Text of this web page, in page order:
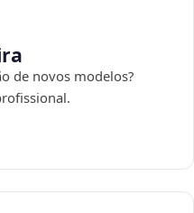
de novos modelos?